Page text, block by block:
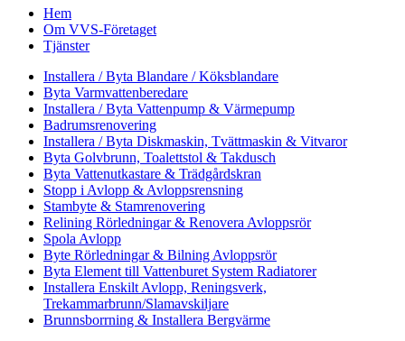
Hem
Om VVS-Företaget
Tjänster
Installera / Byta Blandare / Köksblandare
Byta Varmvattenberedare
Installera / Byta Vattenpump & Värmepump
Badrumsrenovering
Installera / Byta Diskmaskin, Tvättmaskin & Vitvaror
Byta Golvbrunn, Toalettstol & Takdusch
Byta Vattenutkastare & Trädgårdskran
Stopp i Avlopp & Avloppsrensning
Stambyte & Stamrenovering
Relining Rörledningar & Renovera Avloppsrör
Spola Avlopp
Byte Rörledningar & Bilning Avloppsrör
Byta Element till Vattenburet System Radiatorer
Installera Enskilt Avlopp, Reningsverk,
Trekammarbrunn/Slamavskiljare
Brunnsborrning & Installera Bergvärme